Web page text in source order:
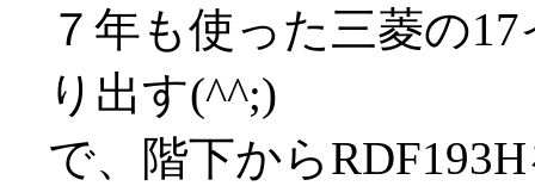
７年も使った三菱の
り出す(^^;)
で、階下から